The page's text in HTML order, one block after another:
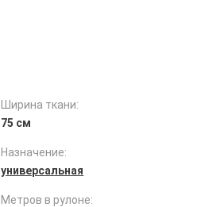
Ширина ткани:
75 см
Назначение:
универсальная
Метров в рулоне: